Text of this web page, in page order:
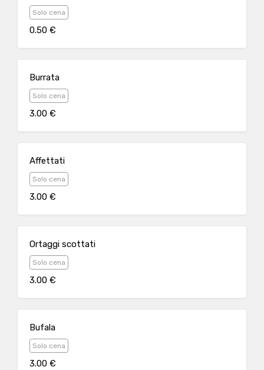
Solo cena
0.50 €
Burrata
Solo cena
3.00 €
Affettati
Solo cena
3.00 €
Ortaggi scottati
Solo cena
3.00 €
Bufala
Solo cena
3.00 €